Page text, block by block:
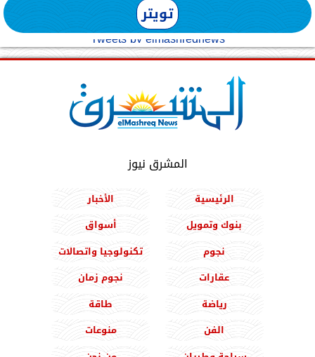
تويتر
Tweets by elmashreqnews
المشرق نيوز
الرئيسية
الأخبار
بنوك وتمويل
أسواق
نجوم
تكنولوجيا واتصالات
عقارات
نجوم زمان
رياضة
طاقة
الفن
منوعات